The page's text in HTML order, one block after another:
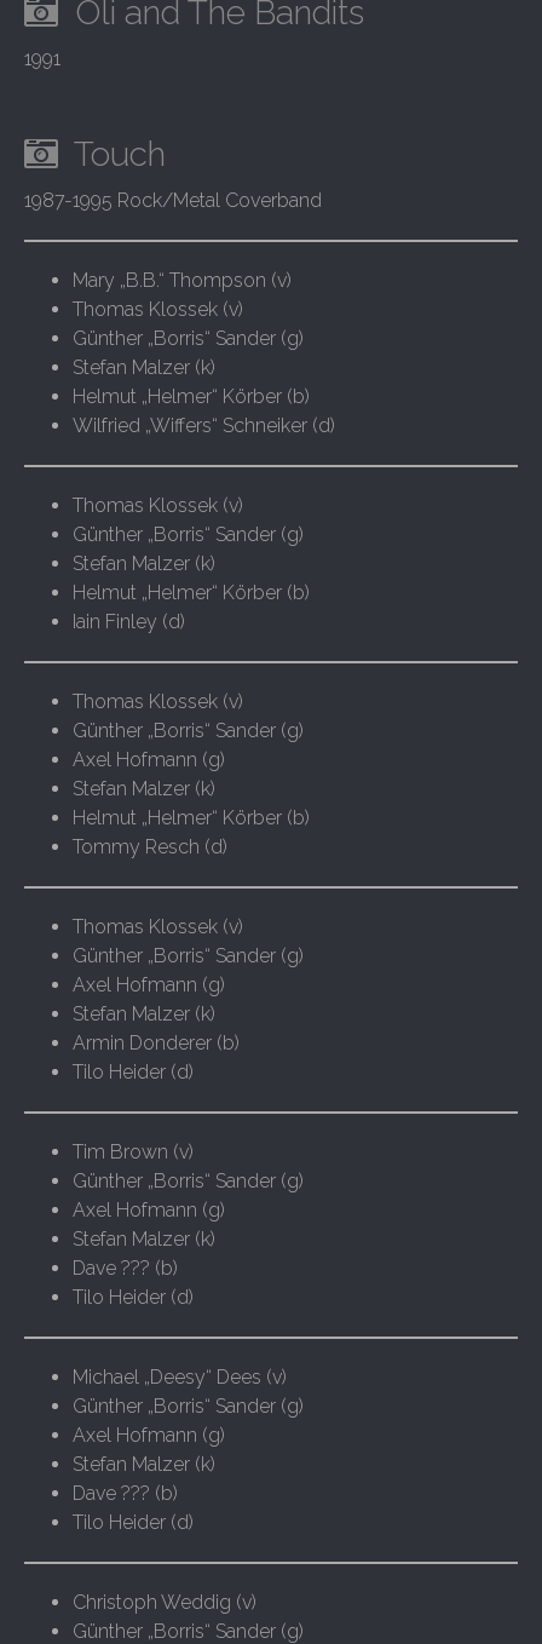
Oli and The Bandits
1991
Touch
1987-1995 Rock/Metal Coverband
Mary „B.B.“ Thompson (v)
Thomas Klossek (v)
Günther „Borris“ Sander (g)
Stefan Malzer (k)
Helmut „Helmer“ Körber (b)
Wilfried „Wiffers“ Schneiker (d)
Thomas Klossek (v)
Günther „Borris“ Sander (g)
Stefan Malzer (k)
Helmut „Helmer“ Körber (b)
Iain Finley (d)
Thomas Klossek (v)
Günther „Borris“ Sander (g)
Axel Hofmann (g)
Stefan Malzer (k)
Helmut „Helmer“ Körber (b)
Tommy Resch (d)
Thomas Klossek (v)
Günther „Borris“ Sander (g)
Axel Hofmann (g)
Stefan Malzer (k)
Armin Donderer (b)
Tilo Heider (d)
Tim Brown (v)
Günther „Borris“ Sander (g)
Axel Hofmann (g)
Stefan Malzer (k)
Dave ??? (b)
Tilo Heider (d)
Michael „Deesy“ Dees (v)
Günther „Borris“ Sander (g)
Axel Hofmann (g)
Stefan Malzer (k)
Dave ??? (b)
Tilo Heider (d)
Christoph Weddig (v)
Günther „Borris“ Sander (g)